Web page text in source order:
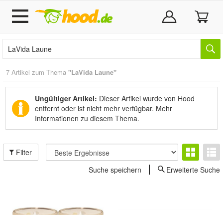
7 Artikel zum Thema "LaVida Laune"
Ungültiger Artikel: Dieser Artikel wurde von Hood
entfernt oder ist nicht mehr verfügbar. Mehr
Informationen zu diesem Thema.
Filter
Suche speichern
Erweiterte Suche